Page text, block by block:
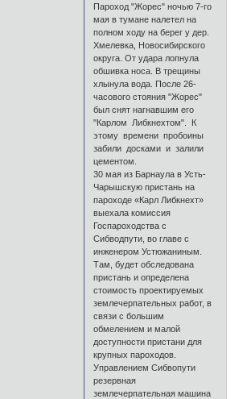
Пароход "Жорес" ночью 7-го
мая в тумане налетел на
полном ходу на берег у дер.
Хмелевка, Новосибирского
округа. От удара лопнула
обшивка носа. В трещины
хлынула вода. После 26-
часового стояния "Жорес"
был снят нагнавшим его
"Карлом Либкнехтом". К
этому времени пробоины
забили досками и залили
цементом.
30 мая из Барнаула в Усть-
Чарышскую пристань на
пароходе «Карл Либкнехт»
выехала комиссия
Госпароходства с
Сибводпути, во главе с
инженером Устюжаниным.
Там, будет обследована
пристань и определена
стоимость проектируемых
землечерпательных работ, в
связи с большим
обмелением и малой
доступности пристани для
крупных пароходов.
Управлением Сибвопути
резервная
землечерпательная машина